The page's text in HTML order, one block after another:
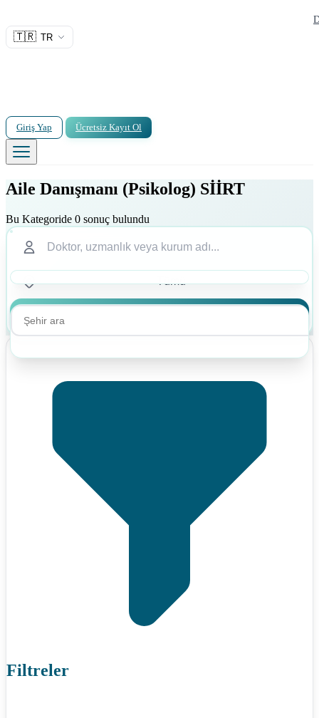
🇹🇷 TR
Giriş Yap Ücretsiz Kayıt Ol
Aile Danışmanı (Psikolog) SİİRT
Bu Kategoride 0 sonuç bulundu
Filtreler